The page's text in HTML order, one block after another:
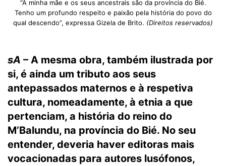
“A minha mãe e os seus ancestrais são da província do Bié.
Tenho um profundo respeito e paixão pela história do povo do
qual descendo”, expressa Gizela de Brito. (Direitos reservados)
sA – A mesma obra, também ilustrada por
si, é ainda um tributo aos seus
antepassados maternos e à respetiva
cultura, nomeadamente, à etnia a que
pertenciam, a história do reino do
M’Balundu, na província do Bié. No seu
entender, deveria haver editoras mais
vocacionadas para autores lusófonos,